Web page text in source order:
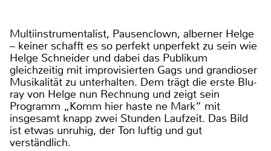
Multiinstrumentalist, Pausenclown, alberner Helge
– keiner schafft es so perfekt unperfekt zu sein wie
Helge Schneider und dabei das Publikum
gleichzeitig mit improvisierten Gags und grandioser
Musikalität zu unterhalten. Dem trägt die erste Blu-
ray von Helge nun Rechnung und zeigt sein
Programm „Komm hier haste ne Mark“ mit
insgesamt knapp zwei Stunden Laufzeit. Das Bild
ist etwas unruhig, der Ton luftig und gut
verständlich.